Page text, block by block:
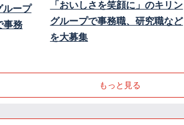
ループ
事務
「おいしさを笑顔に」のキリン
グループで事務職、研究職など
を大募集
もっと見る